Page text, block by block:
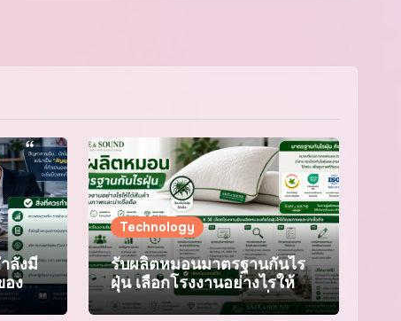
ลังมี
องมัก
Technology
รับผลิตหมอนมาตรฐานกันไร
ฝุ่น เลือกโรงงานอย่างไรให้ได้
สินค้าคุณภาพและน่าเชื่อถือ